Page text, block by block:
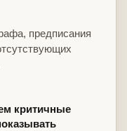
предписания
критичные